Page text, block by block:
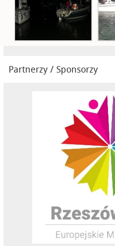
Partnerzy / Sponsorzy